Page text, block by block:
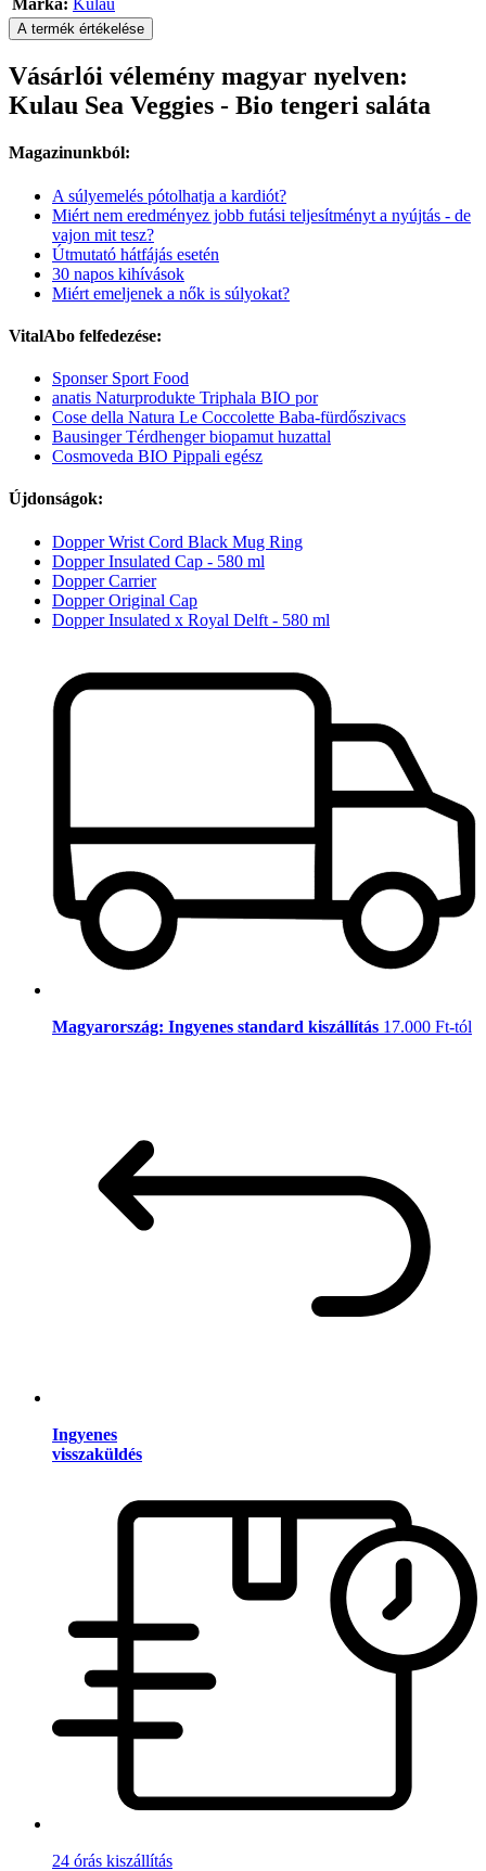
Márka: Kulau
A termék értékelése
Vásárlói vélemény magyar nyelven:
Kulau Sea Veggies - Bio tengeri saláta
Magazinunkból:
A súlyemelés pótolhatja a kardiót?
Miért nem eredményez jobb futási teljesítményt a nyújtás - de
vajon mit tesz?
Útmutató hátfájás esetén
30 napos kihívások
Miért emeljenek a nők is súlyokat?
VitalAbo felfedezése:
Sponser Sport Food
anatis Naturprodukte Triphala BIO por
Cose della Natura Le Coccolette Baba-fürdőszivacs
Bausinger Térdhenger biopamut huzattal
Cosmoveda BIO Pippali egész
Újdonságok:
Dopper Wrist Cord Black Mug Ring
Dopper Insulated Cap - 580 ml
Dopper Carrier
Dopper Original Cap
Dopper Insulated x Royal Delft - 580 ml
Magyarország: Ingyenes standard kiszállítás 17.000 Ft-tól
Ingyenes
visszaküldés
24 órás kiszállítás